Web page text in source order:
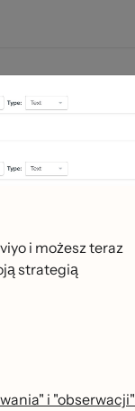
i możesz teraz
strategią
i "obserwacji"